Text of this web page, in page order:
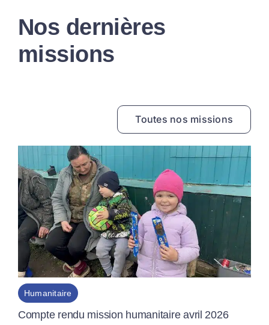
Nos dernières
missions
Toutes nos missions
Humanitaire
Compte rendu mission humanitaire avril 2026